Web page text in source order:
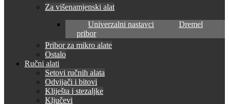
Za višenamjenski alat
Univerzalni nastavci
Dremel
pribor
Pribor za mikro alate
Ostalo
Ručni alati
Setovi ručnih alata
Odvijači i bitovi
Kliješta i stezaljke
Ključevi